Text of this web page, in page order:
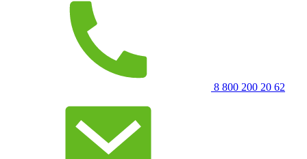
8 800 200 20 62